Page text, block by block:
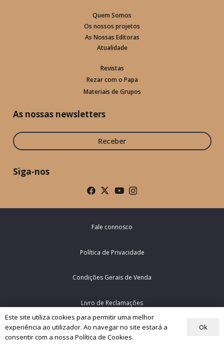
Quem Somos
Os nossos projetos
As Nossas Editoras
Atualidade
Revistas
Rezar com o Papa
Materiais de Grupos
As nossas newsletters
Receber
Siga-nos
© Rede Mundial da Oração do Papa – Portugal 2026
Fale connosco
Política de Privacidade
Condições Gerais de Venda
Livro de Reclamações
Este site utiliza cookies para permitir uma melhor
experiência ao utilizador. Ao navegar no site estará a
consentir com a nossa Política de Cookies.
Ok